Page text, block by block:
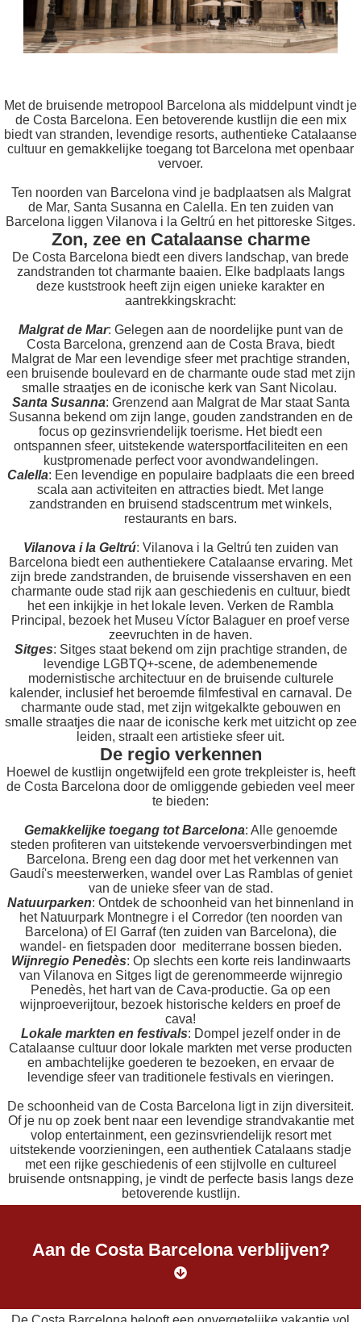
Met de bruisende metropool Barcelona als middelpunt vindt je
de Costa Barcelona. Een betoverende kustlijn die een mix
biedt van stranden, levendige resorts, authentieke Catalaanse
cultuur en gemakkelijke toegang tot Barcelona met openbaar
vervoer.
Ten noorden van Barcelona vind je badplaatsen als Malgrat
de Mar, Santa Susanna en Calella. En ten zuiden van
Barcelona liggen Vilanova i la Geltrú en het pittoreske Sitges.
Zon, zee en Catalaanse charme
De Costa Barcelona biedt een divers landschap, van brede
zandstranden tot charmante baaien. Elke badplaats langs
deze kuststrook heeft zijn eigen unieke karakter en
aantrekkingskracht:
Malgrat de Mar: Gelegen aan de noordelijke punt van de
Costa Barcelona, grenzend aan de Costa Brava, biedt
Malgrat de Mar een levendige sfeer met prachtige stranden,
een bruisende boulevard en de charmante oude stad met zijn
smalle straatjes en de iconische kerk van Sant Nicolau.
Santa Susanna: Grenzend aan Malgrat de Mar staat Santa
Susanna bekend om zijn lange, gouden zandstranden en de
focus op gezinsvriendelijk toerisme. Het biedt een
ontspannen sfeer, uitstekende watersportfaciliteiten en een
kustpromenade perfect voor avondwandelingen.
Calella: Een levendige en populaire badplaats die een breed
scala aan activiteiten en attracties biedt. Met lange
zandstranden en bruisend stadscentrum met winkels,
restaurants en bars.
Vilanova i la Geltrú: Vilanova i la Geltrú ten zuiden van
Barcelona biedt een authentiekere Catalaanse ervaring. Met
zijn brede zandstranden, de bruisende vissershaven en een
charmante oude stad rijk aan geschiedenis en cultuur, biedt
het een inkijkje in het lokale leven. Verken de Rambla
Principal, bezoek het Museu Víctor Balaguer en proef verse
zeevruchten in de haven.
Sitges: Sitges staat bekend om zijn prachtige stranden, de
levendige LGBTQ+-scene, de adembenemende
modernistische architectuur en de bruisende culturele
kalender, inclusief het beroemde filmfestival en carnaval. De
charmante oude stad, met zijn witgekalkte gebouwen en
smalle straatjes die naar de iconische kerk met uitzicht op zee
leiden, straalt een artistieke sfeer uit.
De regio verkennen
Hoewel de kustlijn ongetwijfeld een grote trekpleister is, heeft
de Costa Barcelona door de omliggende gebieden veel meer
te bieden:
Gemakkelijke toegang tot Barcelona: Alle genoemde
steden profiteren van uitstekende vervoersverbindingen met
Barcelona. Breng een dag door met het verkennen van
Gaudí's meesterwerken, wandel over Las Ramblas of geniet
van de unieke sfeer van de stad.
Natuurparken: Ontdek de schoonheid van het binnenland in
het Natuurpark Montnegre i el Corredor (ten noorden van
Barcelona) of El Garraf (ten zuiden van Barcelona), die
wandel- en fietspaden door mediterrane bossen bieden.
Wijnregio Penedès: Op slechts een korte reis landinwaarts
van Vilanova en Sitges ligt de gerenommeerde wijnregio
Penedès, het hart van de Cava-productie. Ga op een
wijnproeverijtour, bezoek historische kelders en proef de
cava!
Lokale markten en festivals: Dompel jezelf onder in de
Catalaanse cultuur door lokale markten met verse producten
en ambachtelijke goederen te bezoeken, en ervaar de
levendige sfeer van traditionele festivals en vieringen.
De schoonheid van de Costa Barcelona ligt in zijn diversiteit.
Of je nu op zoek bent naar een levendige strandvakantie met
volop entertainment, een gezinsvriendelijk resort met
uitstekende voorzieningen, een authentiek Catalaans stadje
met een rijke geschiedenis of een stijlvolle en cultureel
bruisende ontsnapping, je vindt de perfecte basis langs deze
betoverende kustlijn.
Aan de Costa Barcelona verblijven?